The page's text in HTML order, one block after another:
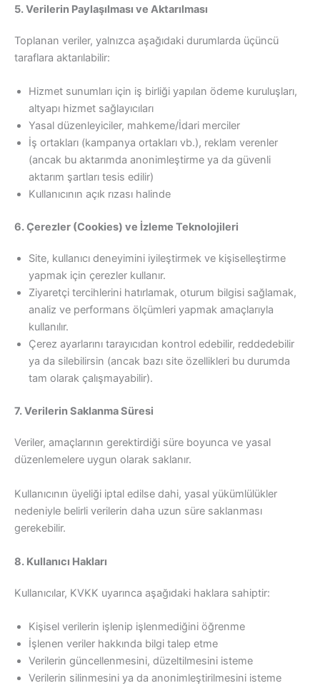
5. Verilerin Paylaşılması ve Aktarılması
Toplanan veriler, yalnızca aşağıdaki durumlarda üçüncü
taraflara aktarılabilir:
Hizmet sunumları için iş birliği yapılan ödeme kuruluşları,
altyapı hizmet sağlayıcıları
Yasal düzenleyiciler, mahkeme/İdari merciler
İş ortakları (kampanya ortakları vb.), reklam verenler
(ancak bu aktarımda anonimleştirme ya da güvenli
aktarım şartları tesis edilir)
Kullanıcının açık rızası halinde
6. Çerezler (Cookies) ve İzleme Teknolojileri
Site, kullanıcı deneyimini iyileştirmek ve kişiselleştirme
yapmak için çerezler kullanır.
Ziyaretçi tercihlerini hatırlamak, oturum bilgisi sağlamak,
analiz ve performans ölçümleri yapmak amaçlarıyla
kullanılır.
Çerez ayarlarını tarayıcıdan kontrol edebilir, reddedebilir
ya da silebilirsin (ancak bazı site özellikleri bu durumda
tam olarak çalışmayabilir).
7. Verilerin Saklanma Süresi
Veriler, amaçlarının gerektirdiği süre boyunca ve yasal
düzenlemelere uygun olarak saklanır.
Kullanıcının üyeliği iptal edilse dahi, yasal yükümlülükler
nedeniyle belirli verilerin daha uzun süre saklanması
gerekebilir.
8. Kullanıcı Hakları
Kullanıcılar, KVKK uyarınca aşağıdaki haklara sahiptir:
Kişisel verilerin işlenip işlenmediğini öğrenme
İşlenen veriler hakkında bilgi talep etme
Verilerin güncellenmesini, düzeltilmesini isteme
Verilerin silinmesini ya da anonimleştirilmesini isteme